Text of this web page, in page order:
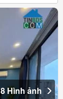
8 Hình ảnh